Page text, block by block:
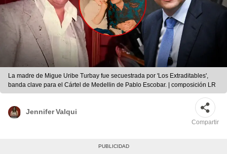
La madre de Migue Uribe Turbay fue secuestrada por 'Los Extraditables',
banda clave para el Cártel de Medellin de Pablo Escobar. | composición LR
Jennifer Valqui
Compartir